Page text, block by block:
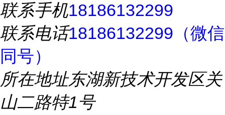
联系手机18186132299
联系电话18186132299（微信
同号）
所在地址东湖新技术开发区关
山二路特1号